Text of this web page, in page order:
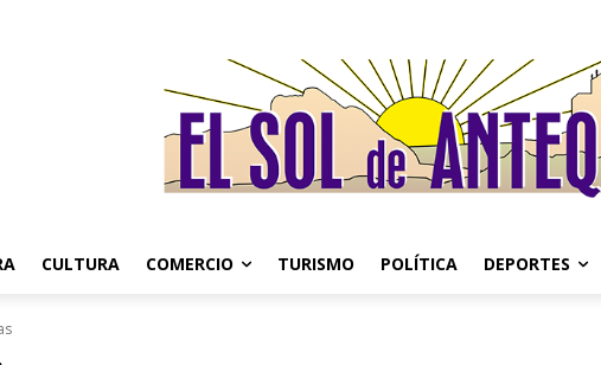
CULTURA COMERCIO TURISMO POLÍTICA DEPORTES